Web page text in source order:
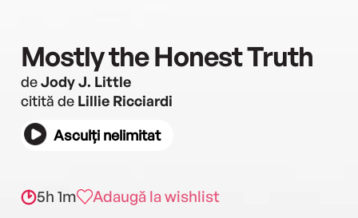
Mostly the Honest Truth
deJody J. Little
citită de Lillie Ricciardi
Asculți nelimitat
5h 1m Adaugă la wishlist